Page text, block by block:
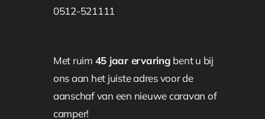
0512-521111
Met ruim 45 jaar ervaring bent u bij
ons aan het juiste adres voor de
aanschaf van een nieuwe caravan of
camper!